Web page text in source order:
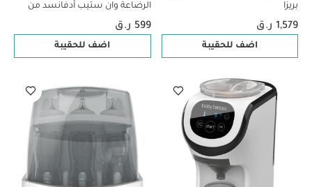
بريزا
1,579 ر.ق
اضف للحقيبة
الرضاعة وان ستيب أدفانسد من
بيبي بريزا
599 ر.ق
اضف للحقيبة